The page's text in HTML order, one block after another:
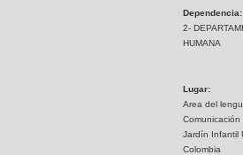
Dependencia:
2-
HUMANA
Lugar:
Area del
Jardín Infantil
Colombia